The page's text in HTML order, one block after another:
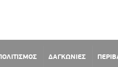
ΔΑΓΚΩΝΙΕΣ